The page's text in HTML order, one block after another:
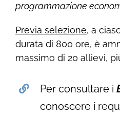
programmazione
Previa selezione, a
durata di 800 ore, è
massimo di 20 allievi,
Per consultare i
conoscere i